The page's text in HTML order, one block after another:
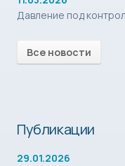
Давление под
Все новости
Публикации
29.01.2026